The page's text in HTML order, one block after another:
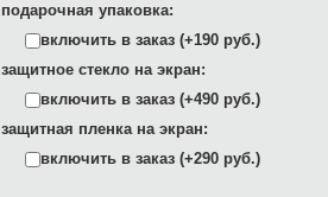
подарочная упаковка:
включить в заказ (+190 руб.)
защитное стекло на экран:
включить в заказ (+490 руб.)
защитная пленка на экран:
включить в заказ (+290 руб.)